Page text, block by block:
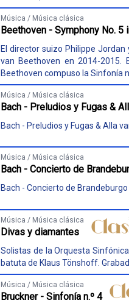
Música / Música clásica
Beethoven - Symphony No. 5
El director suizo Philippe
van Beethoven en 2014-2015.
Beethoven compuso la Sinfonía
Música / Música clásica
Bach - Preludios y Fugas &
Bach - Preludios y Fugas & Alla
Música / Música clásica
Bach - Concierto de
Bach - Concierto de Brandeburgo
Música / Música clásica
Divas y diamantes
Solistas de la Orquesta
batuta de Klaus Tönshoff.
Música / Música clásica
Bruckner - Sinfonía n.º 4